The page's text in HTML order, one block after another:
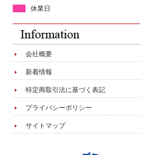
休業日
会社概要
新着情報
特定商取引法に基づく表記
プライバシーポリシー
サイトマップ